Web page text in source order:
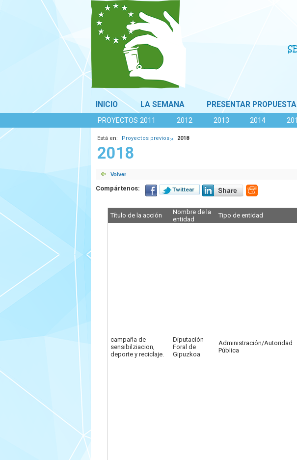
INICIO LA SEMANA PRESENTAR PROPUESTA
PROYECTOS 2011 2012 2013 2014
Está en: Proyectos previos 2018
2018
Compártenos: Twittear
Título de la acción
Nombre de la
entidad
Tipo de entidad
campaña de
sensibilziacion,
deporte y reciclaje.
Diputación
Foral de
Gipuzkoa
Administración/Autoridad
Pública